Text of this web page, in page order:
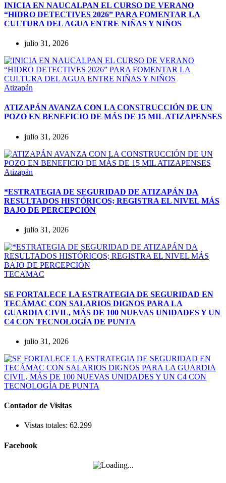
INICIA EN NAUCALPAN EL CURSO DE VERANO
“HIDRO DETECTIVES 2026” PARA FOMENTAR LA
CULTURA DEL AGUA ENTRE NIÑAS Y NIÑOS
julio 31, 2026
Atizapán
ATIZAPÁN AVANZA CON LA CONSTRUCCIÓN DE UN
POZO EN BENEFICIO DE MÁS DE 15 MIL ATIZAPENSES
julio 31, 2026
Atizapán
*ESTRATEGIA DE SEGURIDAD DE ATIZAPÁN DA
RESULTADOS HISTÓRICOS; REGISTRA EL NIVEL MÁS
BAJO DE PERCEPCIÓN
julio 31, 2026
TECAMAC
SE FORTALECE LA ESTRATEGIA DE SEGURIDAD EN
TECÁMAC CON SALARIOS DIGNOS PARA LA
GUARDIA CIVIL, MÁS DE 100 NUEVAS UNIDADES Y UN
C4 CON TECNOLOGÍA DE PUNTA
julio 31, 2026
Contador de Visitas
Vistas totales: 62.299
Facebook